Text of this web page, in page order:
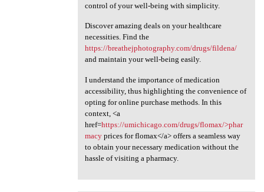
control of your well-being with simplicity.
Discover amazing deals on your healthcare
necessities. Find the
https://breathejphotography.com/drugs/fildena/
and maintain your well-being easily.
I understand the importance of medication
accessibility, thus highlighting the convenience of
opting for online purchase methods. In this
context, <a
href=https://umichicago.com/drugs/flomax/>phar
macyprices for flomax</a> offers a seamless way
to obtain your necessary medication without the
hassle of visiting a pharmacy.